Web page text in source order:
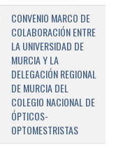
CONVENIO MARCO DE
COLABORACIÓN ENTRE
LA UNIVERSIDAD DE
MURCIA Y LA
DELEGACIÓN REGIONAL
DE MURCIA DEL
COLEGIO NACIONAL DE
ÓPTICOS-
OPTOMESTRISTAS